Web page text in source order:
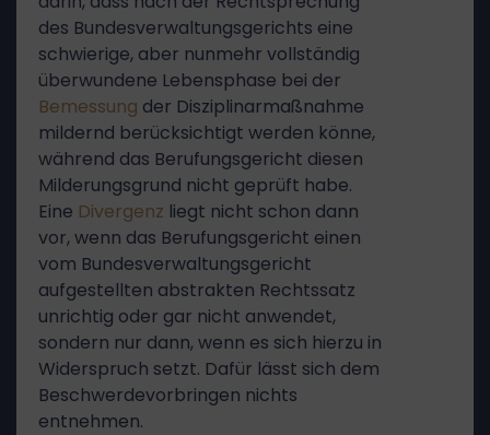
des Bundesverwaltungsgerichts eine
schwierige, aber nunmehr vollständig
überwundene Lebensphase bei der
Bemessung der Disziplinarmaßnahme
mildernd berücksichtigt werden könne,
während das Berufungsgericht diesen
Milderungsgrund nicht geprüft habe.
Eine Divergenz liegt nicht schon dann
vor, wenn das Berufungsgericht einen
vom Bundesverwaltungsgericht
aufgestellten abstrakten Rechtssatz
unrichtig oder gar nicht anwendet,
sondern nur dann, wenn es sich hierzu in
Widerspruch setzt. Dafür lässt sich dem
Beschwerdevorbringen nichts
entnehmen.